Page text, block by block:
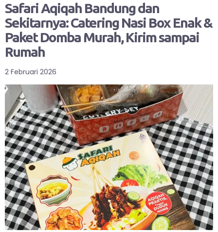
Safari Aqiqah Bandung dan
Sekitarnya: Catering Nasi Box Enak &
Paket Domba Murah, Kirim sampai
Rumah
2 Februari 2026